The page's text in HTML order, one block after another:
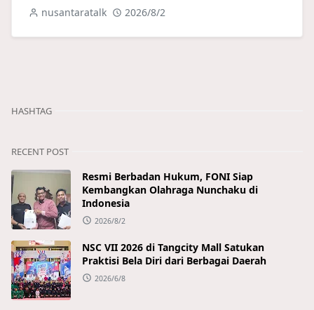
nusantaratalk 2026/8/2
HASHTAG
RECENT POST
Resmi Berbadan Hukum, FONI Siap
Kembangkan Olahraga Nunchaku di
Indonesia
2026/8/2
NSC VII 2026 di Tangcity Mall Satukan
Praktisi Bela Diri dari Berbagai Daerah
2026/6/8